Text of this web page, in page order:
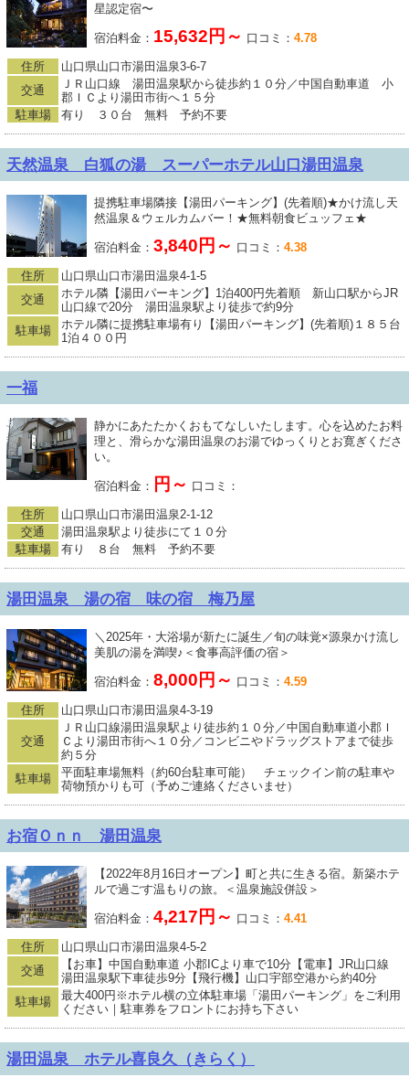
星認定宿〜
宿泊料金： 15,632円～ 口コミ： 4.78
住所
山口県山口市湯田温泉3-6-7
交通
ＪＲ山口線 湯田温泉駅から徒歩約１０分／中国自動車道 小
郡ＩＣより湯田市街へ１５分
駐車場
有り ３０台 無料 予約不要
天然温泉 白狐の湯 スーパーホテル山口湯田温泉
提携駐車場隣接【湯田パーキング】(先着順)★かけ流し天
然温泉＆ウェルカムバー！★無料朝食ビュッフェ★
宿泊料金： 3,840円～ 口コミ： 4.38
住所
山口県山口市湯田温泉4-1-5
交通
ホテル隣【湯田パーキング】1泊400円先着順 新山口駅からJR
山口線で20分 湯田温泉駅より徒歩で約9分
駐車場
ホテル隣に提携駐車場有り【湯田パーキング】(先着順)１８５台
1泊４００円
一福
静かにあたたかくおもてなしいたします。心を込めたお料
理と、滑らかな湯田温泉のお湯でゆっくりとお寛ぎくださ
い。
宿泊料金： 円～ 口コミ：
住所
山口県山口市湯田温泉2-1-12
交通
湯田温泉駅より徒歩にて１０分
駐車場
有り ８台 無料 予約不要
湯田温泉 湯の宿 味の宿 梅乃屋
＼2025年・大浴場が新たに誕生／旬の味覚×源泉かけ流し
美肌の湯を満喫♪＜食事高評価の宿＞
宿泊料金： 8,000円～ 口コミ： 4.59
住所 山口県山口市湯田温泉4-3-19
交通
ＪＲ山口線湯田温泉駅より徒歩約１０分／中国自動車道小郡Ｉ
Ｃより湯田市街へ１０分／コンビニやドラッグストアまで徒歩
約５分
駐車場
平面駐車場無料（約60台駐車可能） チェックイン前の駐車や
荷物預かりも可（予めご連絡くださいませ）
お宿Ｏｎｎ 湯田温泉
【2022年8月16日オープン】町と共に生きる宿。新築ホテ
ルで過ごす温もりの旅。＜温泉施設併設＞
宿泊料金： 4,217円～ 口コミ： 4.41
住所
山口県山口市湯田温泉4-5-2
交通
【お車】中国自動車道 小郡ICより車で10分【電車】JR山口線
湯田温泉駅下車徒歩9分【飛行機】山口宇部空港から約40分
駐車場
最大400円※ホテル横の立体駐車場「湯田パーキング」をご利用
ください｜駐車券をフロントにお持ち下さい
湯田温泉 ホテル喜良久（きらく）